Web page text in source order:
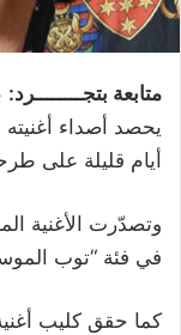
متابعة بتجــــــــرد:
يحصد أصداء أغنيته
أيام قليلة على
وتصدّرت الأغنية
في فئة “توب
كما حقق كليب